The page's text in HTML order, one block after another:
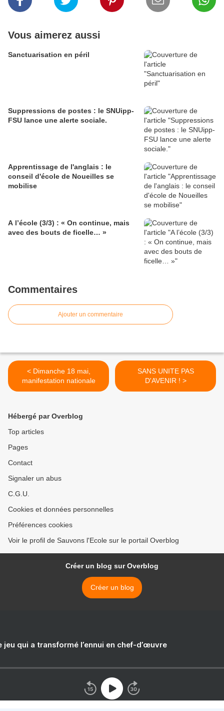
Vous aimerez aussi
Sanctuarisation en péril
Suppressions de postes : le SNUipp-
FSU lance une alerte sociale.
Apprentissage de l'anglais : le
conseil d'école de Noueilles se
mobilise
A l’école (3/3) : « On continue, mais
avec des bouts de ficelle… »
Commentaires
Ajouter un commentaire
< Dimanche 18 mai,
manifestation nationale
SANS UNITE PAS
D'AVENIR ! >
Hébergé par Overblog
Top articles
Pages
Contact
Signaler un abus
C.G.U.
Cookies et données personnelles
Préférences cookies
Voir le profil de Sauvons l'Ecole sur le portail Overblog
Créer un blog sur Overblog
Créer un blog
jeu qui a transformé l’ennui en chef-d’œuvre